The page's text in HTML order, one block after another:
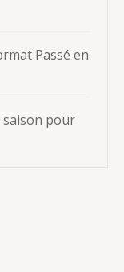
Passé en
saison pour